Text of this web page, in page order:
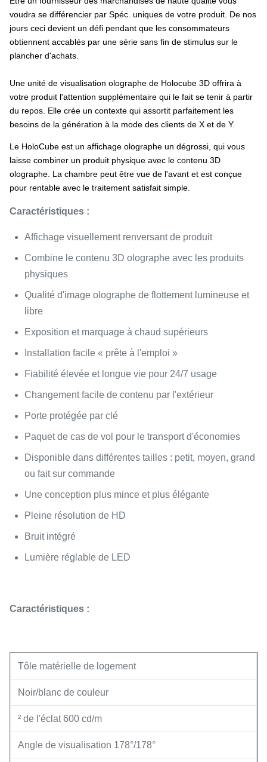
voudra se différencier par Spéc. uniques de votre produit. De nos
jours ceci devient un défi pendant que les consommateurs
obtiennent accablés par une série sans fin de stimulus sur le
plancher d'achats.
Une unité de visualisation olographe de Holocube 3D offrira à
votre produit l'attention supplémentaire qui le fait se tenir à partir
du repos. Elle crée un contexte qui assortit parfaitement les
besoins de la génération à la mode des clients de X et de Y.
Le HoloCube est un affichage olographe un dégrossi, qui vous
laisse combiner un produit physique avec le contenu 3D
olographe. La chambre peut être vue de l'avant et est conçue
pour rentable avec le traitement satisfait simple.
Caractéristiques :
Affichage visuellement renversant de produit
Combine le contenu 3D olographe avec les produits
physiques
Qualité d'image olographe de flottement lumineuse et
libre
Exposition et marquage à chaud supérieurs
Installation facile « prête à l'emploi »
Fiabilité élevée et longue vie pour 24/7 usage
Changement facile de contenu par l'extérieur
Porte protégée par clé
Paquet de cas de vol pour le transport d'économies
Disponible dans différentes tailles : petit, moyen, grand
ou fait sur commande
Une conception plus mince et plus élégante
Pleine résolution de HD
Bruit intégré
Lumière réglable de LED
Caractéristiques :
Tôle matérielle de logement
Noir/blanc de couleur
² de l'éclat 600 cd/m
Angle de visualisation 178°/178°